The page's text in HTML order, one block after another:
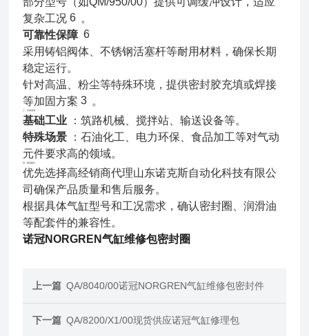
复杂工况 6 。
可靠性保障 6
采用铸铝阀体、不锈钢活塞杆等耐用材料，确保长期
稳定运行。
针对高温、粉尘等特殊环境，提供密封胶充填或焊接
等加固方案 3 。
三、应用领域
基础工业 ：筑路机械、搅拌站、输送设备等。
特殊场景 ：石油化工、电力环保、食品加工等对气动
元件要求高的领域。
四、购买建议
优先选择高经销商代理山东诺克斯自动化科技有限公
司确保产品质量和售后服务。
根据具体气缸型号和工况需求，确认密封圈、润滑油
等配套件的兼容性。
诺冠NORGREN气缸维修包密封圈
上一篇 QA/8040/00诺冠NORGREN气缸维修包密封件
下一篇 QA/8200/X1/00现货供应诺冠气缸修理包